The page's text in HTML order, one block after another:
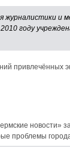
журналистики
году
привлечённых
проблемы